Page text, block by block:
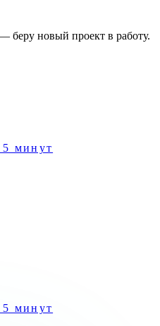
беру новый проект в работу.
5 минут
5 минут